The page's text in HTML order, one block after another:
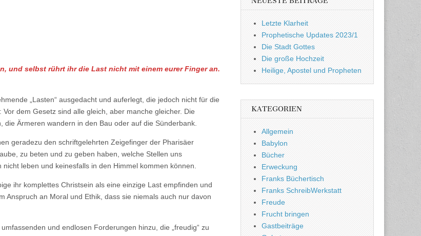
und selbst rührt ihr die Last nicht mit einem eurer Finger an.
„Lasten“ ausgedacht und auferlegt, die jedoch nicht für die
dem Gesetz sind alle gleich, aber manche gleicher. Die
Ärmeren wandern in den Bau oder auf die Sünderbank.
geradezu den schriftgelehrten Zeigefinger der Pharisäer
zu beten und zu geben haben, welche Stellen uns
leben und keinesfalls in den Himmel kommen können.
ihr komplettes Christsein als eine einzige Last empfinden und
Anspruch an Moral und Ethik, dass sie niemals auch nur davon
und endlosen Forderungen hinzu, die „freudig“ zu
Letzte Klarheit
Prophetische Updates 2023/1
Die Stadt Gottes
Die große Hochzeit
Heilige, Apostel und Propheten
KATEGORIEN
Allgemein
Babylon
Bücher
Erweckung
Franks Büchertisch
Franks SchreibWerkstatt
Freude
Frucht bringen
Gastbeiträge